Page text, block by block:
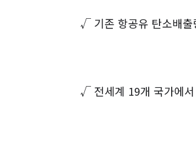
√ 기존 항공유 탄소배
√ 전세계 19개 국가에서